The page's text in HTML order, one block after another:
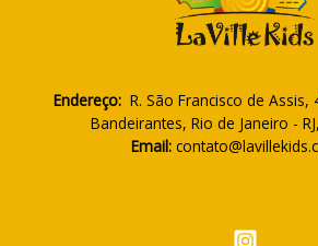
Endereço: R. São Francisco de Assis,
Bandeirantes, Rio de Janeiro -
Email: